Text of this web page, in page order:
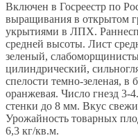
Включен в Госреестр по
выращивания в открытом
укрытиями в ЛПХ.
средней высоты. Лист
зеленый,
цилиндрический,
спелости темно-зеленая,
оранжевая. Число гнезд 3-
стенки до 8 мм. Вкус
Урожайность товарных
6,3 кг/кв.м.